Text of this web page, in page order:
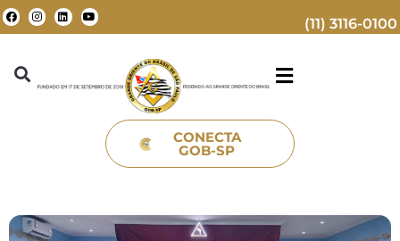
(11) 3116-0100
CONECTA
GOB-SP